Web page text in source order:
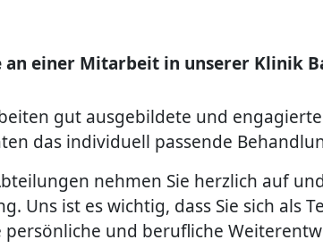
an einer Mitarbeit in unserer Klinik
gut ausgebildete und
das individuell passende
nehmen Sie herzlich auf
Uns ist es wichtig, dass Sie sich als
und berufliche